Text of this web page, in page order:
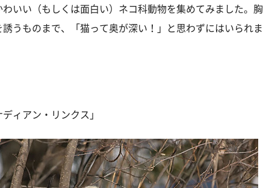
いい（もしくは面白い）ネコ科動物を集めてみました。胸
うものまで、「猫って奥が深い！」と思わずにはいられま
ィアン・リンクス」